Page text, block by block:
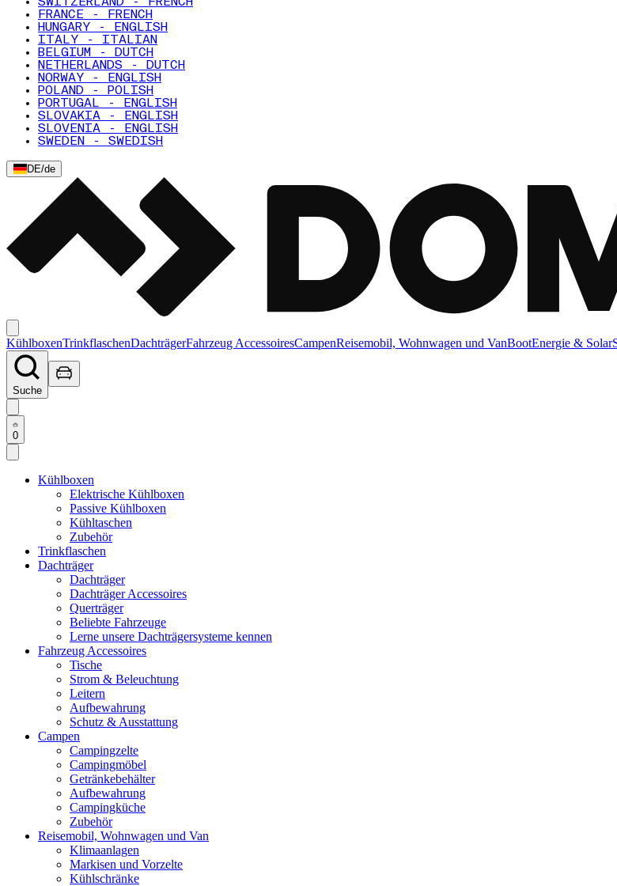
FRANCE - FRENCH
HUNGARY - ENGLISH
ITALY - ITALIAN
BELGIUM - DUTCH
NETHERLANDS - DUTCH
NORWAY - ENGLISH
POLAND - POLISH
PORTUGAL - ENGLISH
SLOVAKIA - ENGLISH
SLOVENIA - ENGLISH
SWEDEN - SWEDISH
DE/de
KühlboxenTrinkflaschenDachträgerFahrzeug AccessoiresCampenReisemobil, Wohnwagen und VanBootEnergie & Solar
Suche
0
Kühlboxen
Elektrische Kühlboxen
Passive Kühlboxen
Kühltaschen
Zubehör
Trinkflaschen
Dachträger
Dachträger
Dachträger Accessoires
Querträger
Beliebte Fahrzeuge
Lerne unsere Dachträgersysteme kennen
Fahrzeug Accessoires
Tische
Strom & Beleuchtung
Leitern
Aufbewahrung
Schutz & Ausstattung
Campen
Campingzelte
Campingmöbel
Getränkebehälter
Aufbewahrung
Campingküche
Zubehör
Reisemobil, Wohnwagen und Van
Klimaanlagen
Markisen und Vorzelte
Kühlschränke